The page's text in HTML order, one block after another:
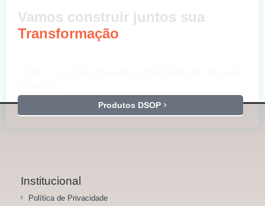
Vamos construir juntos sua
Transformação
Produtos DSOP
Institucional
Política de Privacidade